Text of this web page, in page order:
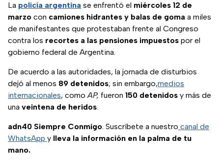
La policía argentina se enfrentó el miércoles 12 de
marzo con camiones hidrantes y balas de goma a miles
de manifestantes que protestaban frente al Congreso
contra los recortes a las pensiones impuestos por el
gobierno federal de Argentina.
De acuerdo a las autoridades, la jornada de disturbios
dejó al menos 89 detenidos; sin embargo,medios
internacionales, comoAP, fueron 150 detenidos y más de
una veintena de heridos.
adn40 Siempre Conmigo. Suscríbete a nuestro canal de
WhatsApp y lleva la información en la palma de tu
mano.